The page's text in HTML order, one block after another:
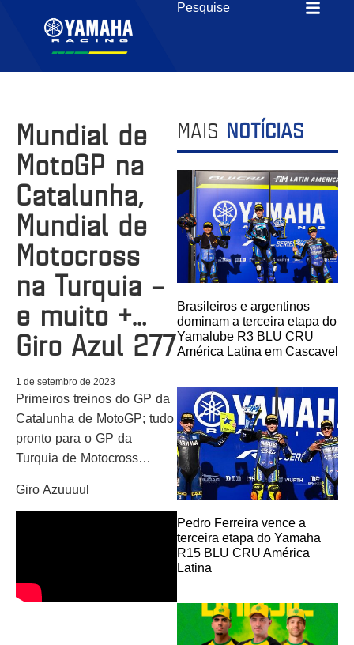
Mundial de
MotoGP na
Catalunha,
Mundial de
Motocross
na Turquia –
e muito +…
Giro Azul 277
1 de setembro de 2023
Primeiros treinos do GP da
Catalunha de MotoGP; tudo
pronto para o GP da
Turquia de Motocross…
Giro Azuuuul
MAIS NOTÍCIAS
Brasileiros e argentinos
dominam a terceira etapa do
Yamalube R3 BLU CRU
América Latina em Cascavel
Pedro Ferreira vence a
terceira etapa do Yamaha
R15 BLU CRU América
Latina